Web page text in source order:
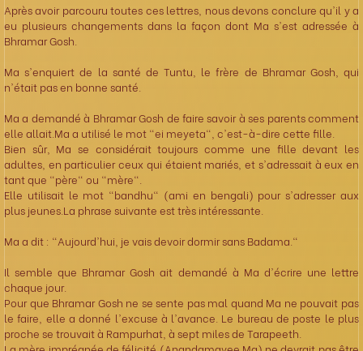
Après avoir parcouru toutes ces lettres, nous devons conclure qu'il y a
eu plusieurs changements dans la façon dont Ma s'est adressée à
Bhramar Gosh.
Ma s'enquiert de la santé de Tuntu, le frère de Bhramar Gosh, qui
n'était pas en bonne santé.
Ma a demandé à Bhramar Gosh de faire savoir à ses parents comment
elle allait.Ma a utilisé le mot "ei meyeta", c'est-à-dire cette fille.
Bien sûr, Ma se considérait toujours comme une fille devant les
adultes, en particulier ceux qui étaient mariés, et s'adressait à eux en
tant que "père" ou "mère".
Elle utilisait le mot "bandhu" (ami en bengali) pour s'adresser aux
plus jeunes.La phrase suivante est très intéressante.
Ma a dit : "Aujourd'hui, je vais devoir dormir sans Badama."
Il semble que Bhramar Gosh ait demandé à Ma d'écrire une lettre
chaque jour.
Pour que Bhramar Gosh ne se sente pas mal quand Ma ne pouvait pas
le faire, elle a donné l'excuse à l'avance. Le bureau de poste le plus
proche se trouvait à Rampurhat, à sept miles de Tarapeeth.
La mère imprégnée de félicité (Anandamayee Ma) ne devrait pas être